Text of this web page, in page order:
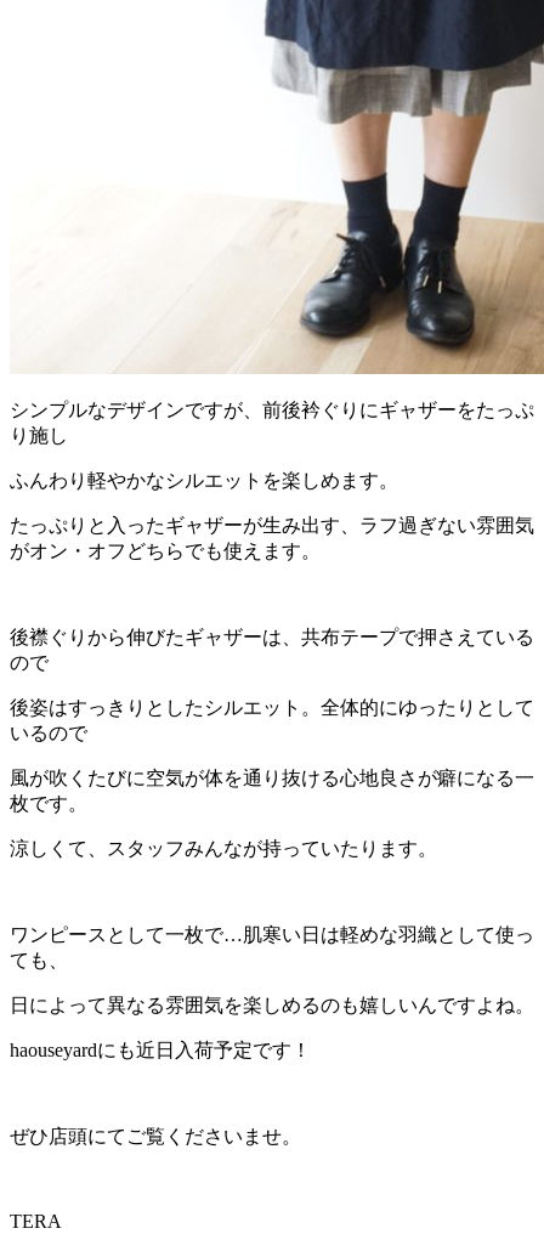
シンプルなデザインですが、前後衿ぐりにギャザーをたっぷ
り施し
ふんわり軽やかなシルエットを楽しめます。
たっぷりと入ったギャザーが生み出す、ラフ過ぎない雰囲気
がオン・オフどちらでも使えます。
後襟ぐりから伸びたギャザーは、共布テープで押さえている
ので
後姿はすっきりとしたシルエット。全体的にゆったりとして
いるので
風が吹くたびに空気が体を通り抜ける心地良さが癖になる一
枚です。
涼しくて、スタッフみんなが持っていたります。
ワンピースとして一枚で…肌寒い日は軽めな羽織として使っ
ても、
日によって異なる雰囲気を楽しめるのも嬉しいんですよね。
haouseyardにも近日入荷予定です！
ぜひ店頭にてご覧くださいませ。
TERA